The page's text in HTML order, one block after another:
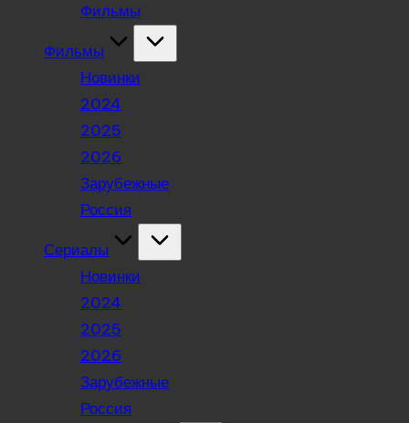
Фильмы
Фильмы
Новинки
2024
2025
2026
Зарубежные
Россия
Сериалы
Новинки
2024
2025
2026
Зарубежные
Россия